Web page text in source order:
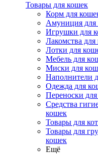
Товары для кошек
Корм для
Амуниция для
Игрушки для
Лакомства
Лотки для
Мебель для
Миски для
Наполнители
Одежда для
Переноски
Средства
кошек
Товары для
Товары для
кошек
Ещё